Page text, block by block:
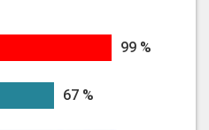
99.15611814345992%99 %
67.21523288311383%
67 %